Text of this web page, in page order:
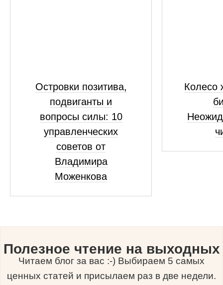
Островки позитива,
подвиганты и
вопросы силы: 10
управленческих
советов от
Владимира
Моженкова
Колесо
Полезное чтение на выходных
Читаем блог за вас :-) Выбираем 5 самых
ценных статей и присылаем раз в две недели.